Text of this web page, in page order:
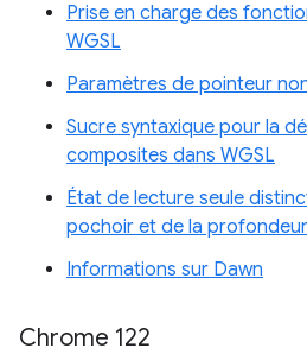
Prise en charge des
WGSL
Paramètres de pointeur
Sucre syntaxique pour la
composites dans WGSL
État de lecture seule
pochoir et de la profondeur
Informations sur Dawn
Chrome 122